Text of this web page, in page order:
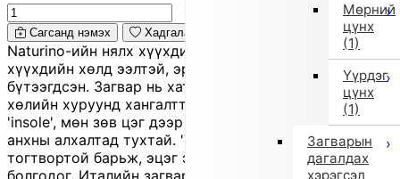
Мөрний
цүнх
(1)
Үүрдэг
цүнх
(1)
Загварын
дагалдах
хэрэгсэл
Сагсанд нэмэх Хадгалах
Naturino-ийн нялх хүүхдийн өндөр 'sneakers' нь
хүүхдийн хөлд ээлтэй, эрүүл өсөлтийг дэмжихээр
бүтээгдсэн. Загвар нь хатуу 'counter', өндөр тайралт,
хөлийн хуруунд хангалттай зайтай 'toe box', зөөлөн
'insole', мөн зөв цэг дээр нугарах 'sole'-той бөгөөд
анхны алхалтад тухтай. 'Velcro' бэхэлгээ нь хөлийг
тогтвортой барьж, эцэг эхэд өмсгөхөд хялбар